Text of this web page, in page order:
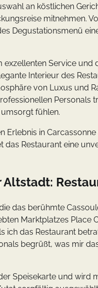
an köstlichen
mitnehmen.
Degustationsmenü
Service und
Interieur des
von Luxus und
Personals
fühlen.
in
Restaurant eine
das berühmte
Marktplatzes Place
ich das Restaurant
begrüßt, was mir
Speisekarte und wird